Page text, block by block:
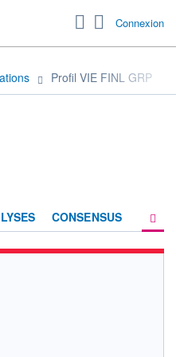
Connexion
Profil VIE FINL GRP
CONSENSUS